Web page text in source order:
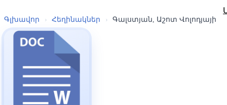
Գլխավոր › Հեղինակներ › Գալստյան, Աշոտ Վոլոդյայի